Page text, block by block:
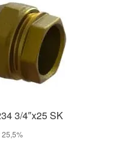
3/4″x25 SK
25,5%